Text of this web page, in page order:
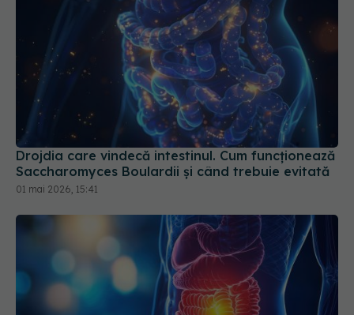
Drojdia care vindecă intestinul. Cum funcționează
Saccharomyces Boulardii și când trebuie evitată
01 mai 2026, 15:41